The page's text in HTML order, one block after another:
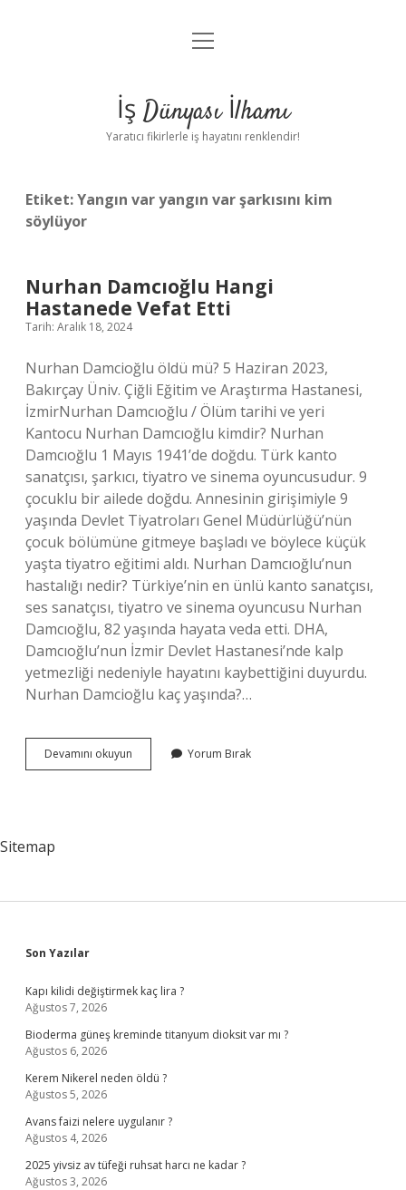
Anasayfa
Yasal Uyarı
menüyü
İş Dünyası İlhamı
Yaratıcı fikirlerle iş hayatını renklendir!
Etiket:Yangın var yangın var şarkısını kim
söylüyor
Nurhan Damcıoğlu Hangi
Hastanede Vefat Etti
Tarih: Aralık 18, 2024
Nurhan Damcioğlu öldü mü? 5 Haziran 2023,
Bakırçay Üniv. Çiğli Eğitim ve Araştırma Hastanesi,
İzmirNurhan Damcıoğlu / Ölüm tarihi ve yeri
Kantocu Nurhan Damcıoğlu kimdir? Nurhan
Damcıoğlu 1 Mayıs 1941’de doğdu. Türk kanto
sanatçısı, şarkıcı, tiyatro ve sinema oyuncusudur. 9
çocuklu bir ailede doğdu. Annesinin girişimiyle 9
yaşında Devlet Tiyatroları Genel Müdürlüğü’nün
çocuk bölümüne gitmeye başladı ve böylece küçük
yaşta tiyatro eğitimi aldı. Nurhan Damcıoğlu’nun
hastalığı nedir? Türkiye’nin en ünlü kanto sanatçısı,
ses sanatçısı, tiyatro ve sinema oyuncusu Nurhan
Damcıoğlu, 82 yaşında hayata veda etti. DHA,
Damcıoğlu’nun İzmir Devlet Hastanesi’nde kalp
yetmezliği nedeniyle hayatını kaybettiğini duyurdu.
Nurhan Damcioğlu kaç yaşında?…
Devamını okuyun
Damcıoğlu
Yorum Bırak
Sitemap
Sidebar
Son Yazılar
Kapı kilidi değiştirmek kaç lira ?
Ağustos 7, 2026
Bioderma güneş kreminde titanyum dioksit var mı ?
Ağustos 6, 2026
Kerem Nikerel neden öldü ?
Ağustos 5, 2026
Avans faizi nelere uygulanır ?
Ağustos 4, 2026
2025 yivsiz av tüfeği ruhsat harcı ne kadar ?
Ağustos 3, 2026